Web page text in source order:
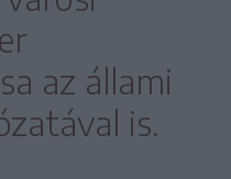
az állami
is.